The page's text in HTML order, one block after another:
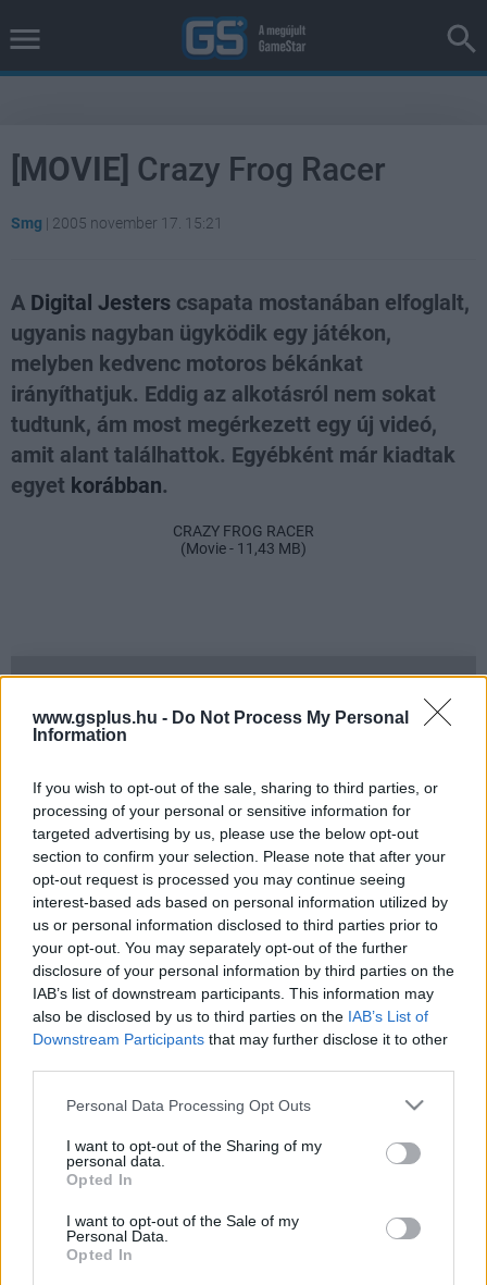
www.gsplus.hu - Do Not Process My Personal
Information
If you wish to opt-out of the sale, sharing to third parties, or
processing of your personal or sensitive information for
targeted advertising by us, please use the below opt-out
section to confirm your selection. Please note that after your
opt-out request is processed you may continue seeing
interest-based ads based on personal information utilized by
us or personal information disclosed to third parties prior to
your opt-out. You may separately opt-out of the further
disclosure of your personal information by third parties on the
IAB’s list of downstream participants. This information may
also be disclosed by us to third parties on the IAB’s List of
Downstream Participants that may further disclose it to other
Please note that this website/app uses one or more Google
not limited to your visit or usage behaviour. You may click to
grant or deny consent to Google and its third-party tags to
use your data for below specified purposes in below Google
consent section.
Personal Data Processing Opt Outs
I want to opt-out of the Sharing of my
personal data.
Opted In
I want to opt-out of the Sale of my
Personal Data.
Opted In
[MOVIE] Crazy Frog Racer
Smg | 2005 november 17. 15:21
A Digital Jesters csapata mostanában elfoglalt,
ugyanis nagyban ügyködik egy játékon,
melyben kedvenc motoros békánkat
irányíthatjuk. Eddig az alkotásról nem sokat
tudtunk, ám most megérkezett egy új videó,
amit alant találhattok. Egyébként már kiadtak
egyet korábban.
CRAZY FROG RACER
(Movie - 11,43 MB)
SMASH by Meló-Diák: Homok, zene és a nyár legjobb
Július végén folytatódik a balatoni strandröplabda-
sorozat.
Címkék: #cikk
[MOZi]Feliratozott Csoda Csibe
Remélhetőleg már sokan észrevettétek, hogy a
pár hónapja megújult lemezmellékletünkön
mostantól feliratozva tekinthetitek meg a